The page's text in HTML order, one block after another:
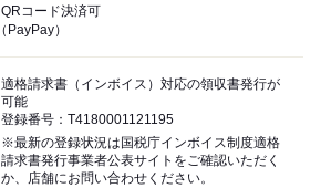
QRコード決済可
（PayPay）
適格請求書（インボイス）対応の領収書発行が
可能
登録番号：T4180001121195
※最新の登録状況は国税庁インボイス制度適格
請求書発行事業者公表サイトをご確認いただく
か、店舗にお問い合わせください。